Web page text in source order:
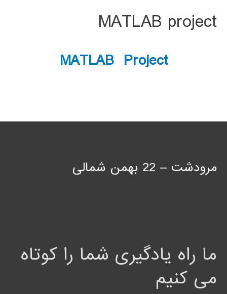
MATLAB project
MATLAB Project
مرودشت – 22 بهمن شمالی
ما راه یادگیری شما را کوتاه
می کنیم